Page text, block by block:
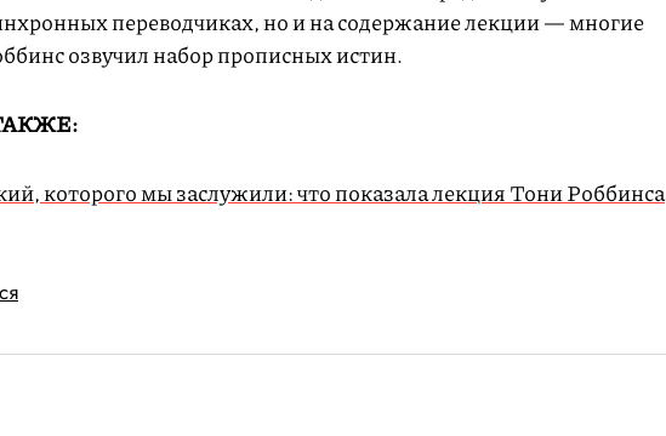
переводчиках, но и на содержание лекции — многие
озвучил набор прописных истин.
которого мы заслужили: что показала лекция Тони Роббинса